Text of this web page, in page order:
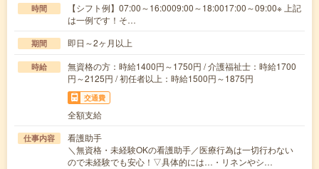
時間
【シフト例】07:00～16:0009:00～18:0017:00～09:00※ 上記
は一例です！そ…
期間 即日～2ヶ月以上
時給
無資格の方：時給1400円～1750円 / 介護福祉士：時給1700
円～2125円 / 初任者以上：時給1500円～1875円
交通費
全額支給
仕事内容
看護助手
＼無資格・未経験OKの看護助手／医療行為は一切行わない
ので未経験でも安心！▽具体的には…・リネンやシ…